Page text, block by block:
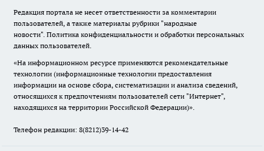
Редакция портала не несет ответственности за комментарии
пользователей, а также материалы рубрики "народные
новости". Политика конфиденциальности и обработки персональных
данных пользователей.
«На информационном ресурсе применяются рекомендательные
технологии (информационные технологии предоставления
информации на основе сбора, систематизации и анализа сведений,
относящихся к предпочтениям пользователей сети "Интернет",
находящихся на территории Российской Федерации)».
Телефон редакции: 8(8212)39-14-42